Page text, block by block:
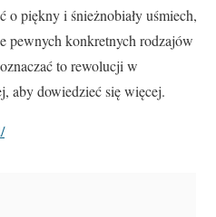
o piękny i śnieżnobiały uśmiech,
pewnych konkretnych rodzajów
to rewolucji w
aby dowiedzieć się więcej.